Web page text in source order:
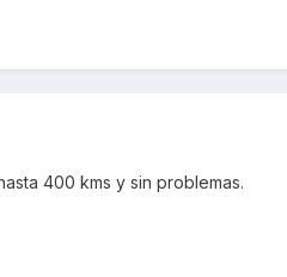
400 kms y sin problemas.